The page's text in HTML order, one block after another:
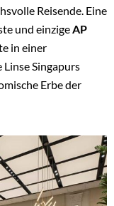
Reisende. Eine
und einzigeAP
in einer
Singapurs
Erbe der